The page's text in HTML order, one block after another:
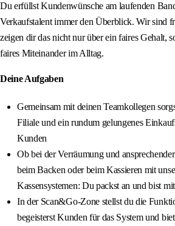
Du erfüllst Kundenwünsche am laufenden
Verkaufstalent immer den Überblick. Wir sind
zeigen dir das nicht nur über ein faires Gehalt,
faires Miteinander im Alltag.
Deine Aufgaben
Gemeinsam mit deinen Teamkollegen
Filiale und ein rundum gelungenes
Kunden
Ob bei der Verräumung und
beim Backen oder beim Kassieren mit
Kassensystemen: Du packst an und bist
In der Scan&Go-Zone stellst du die
begeisterst Kunden für das System und